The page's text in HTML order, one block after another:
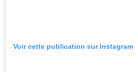
Voir cette publication sur Instagram